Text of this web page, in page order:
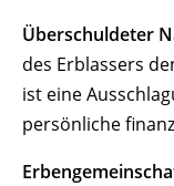
Überschuldeter
des Erblassers
ist eine
persönliche